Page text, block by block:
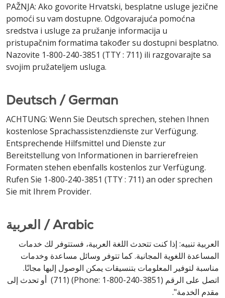
PAŽNJA: Ako govorite Hrvatski, besplatne usluge jezične
pomoći su vam dostupne. Odgovarajuća pomoćna
sredstva i usluge za pružanje informacija u
pristupačnim formatima također su dostupni besplatno.
Nazovite 1-800-240-3851 (TTY : 711) ili razgovarajte sa
svojim pružateljem usluga.
Deutsch / German
ACHTUNG: Wenn Sie Deutsch sprechen, stehen Ihnen
kostenlose Sprachassistenzdienste zur Verfügung.
Entsprechende Hilfsmittel und Dienste zur
Bereitstellung von Informationen in barrierefreien
Formaten stehen ebenfalls kostenlos zur Verfügung.
Rufen Sie 1-800-240-3851 (TTY : 711) an oder sprechen
Sie mit Ihrem Provider.
العربية / Arabic
العربية تنبيه: إذا كنت تتحدث اللغة العربية، فستتوفر لك خدمات
المساعدة اللغوية المجانية. كما تتوفر وسائل مساعدة وخدمات
مناسبة لتوفير المعلومات بتنسيقات يمكن الوصول إليها مجانًا.
اتصل على الرقم (Phone: 1-800-240-3851) (711) أو تحدث إلى
مقدم الخدمة".